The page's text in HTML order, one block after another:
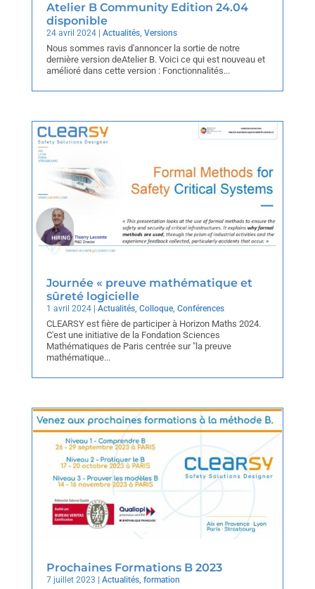
Atelier B Community Edition 24.04
disponible
24 avril 2024| Actualités, Versions
Nous sommes ravis d'annoncer la sortie de notre
dernière version deAtelier B. Voici ce qui est nouveau et
amélioré dans cette version : Fonctionnalités...
Journée « preuve mathématique et
sûreté logicielle
1 avril 2024| Actualités, Colloque, Conférences
CLEARSY est fière de participer à Horizon Maths 2024.
C'est une initiative de la Fondation Sciences
Mathématiques de Paris centrée sur "la preuve
mathématique...
Prochaines Formations B 2023
7 juillet 2023 Actualités, formation